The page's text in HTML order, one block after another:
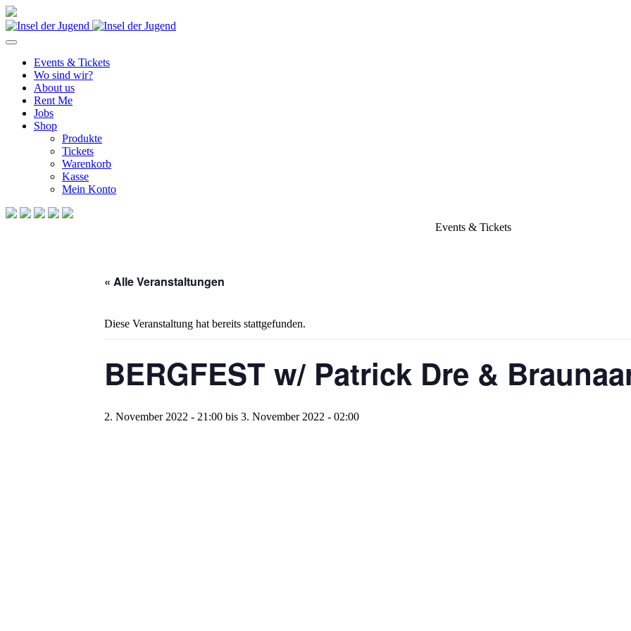
Events & Tickets
Wo sind wir?
About us
Rent Me
Jobs
Shop
Produkte
Tickets
Warenkorb
Kasse
Mein Konto
Events & Tickets
« Alle Veranstaltungen
Diese Veranstaltung hat bereits stattgefunden.
BERGFEST w/ Patrick Dre &
2. November 2022 - 21:00 bis 3. November 2022 - 02:00